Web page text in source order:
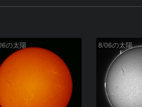
の太陽 8/06の太陽